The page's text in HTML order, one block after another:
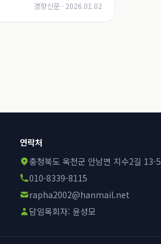
경향신문 · 2026.01.02
연락처
충청북도 옥천군 안남면 지수2길 13-5
010-8339-8115
rapha2002@hanmail.net
담임목회자: 윤성모